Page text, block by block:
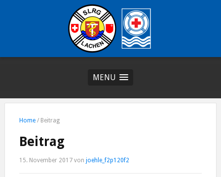
MENU
Home / Beitrag
Beitrag
15. November 2017von joehle_f2p120f2